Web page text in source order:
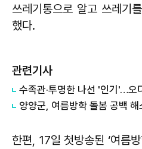
쓰레기통으로 알고 쓰레기
했다.
관련기사
수족관·투명한 나선 '인기'…오
한편, 17일 첫방송된 ‘여름